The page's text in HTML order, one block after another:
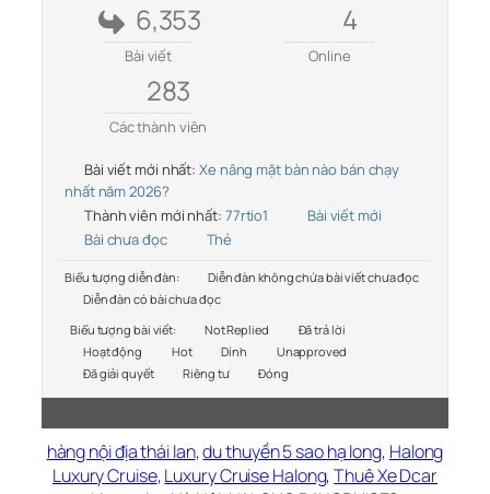
6,353
Bài viết
4
Online
283
Các thành viên
Bài viết mới nhất: Xe nâng mặt bàn nào bán chạy
nhất năm 2026?
Thành viên mới nhất: 77rtio1
Bài viết mới
Bài chưa đọc
Thẻ
Biểu tượng diễn đàn:
Diễn đàn không chứa bài viết chưa đọc
Diễn đàn có bài chưa đọc
Biểu tượng bài viết:
Not Replied
Đã trả lời
Hoạt động
Hot Dính
Unapproved
Đã giải quyết
Riêng tư Đóng
hàng nội địa thái lan,du thuyền 5 sao hạ long, Halong
Luxury Cruise,Luxury Cruise Halong,Thuê Xe Dcar